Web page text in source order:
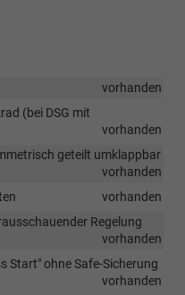
vorhanden
(bei DSG mit
vorhanden
geteilt umklappbar
vorhanden
vorhanden
Regelung
vorhanden
Start" ohne Safe-Sicherung
vorhanden